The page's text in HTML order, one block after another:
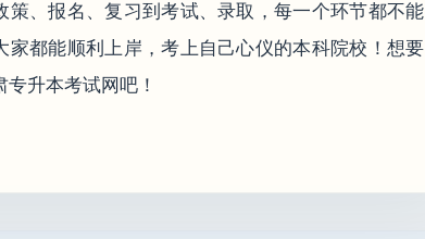
、报名、复习到考试、录取，每一个环节都不能
都能顺利上岸，考上自己心仪的本科院校！想要
升本考试网吧！